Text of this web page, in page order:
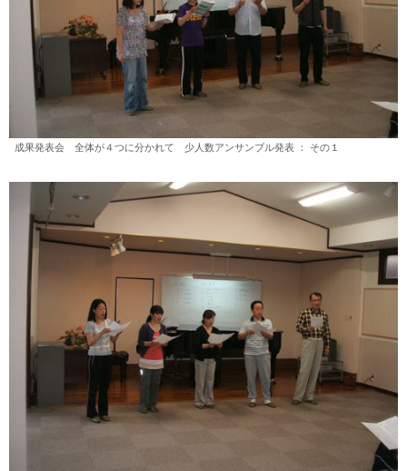
成果発表会 全体が４つに分かれて 少人数アンサンブル発表 ： その１